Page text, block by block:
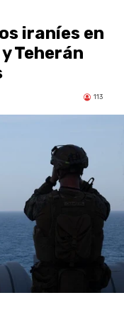
iraníes en
Teherán
113